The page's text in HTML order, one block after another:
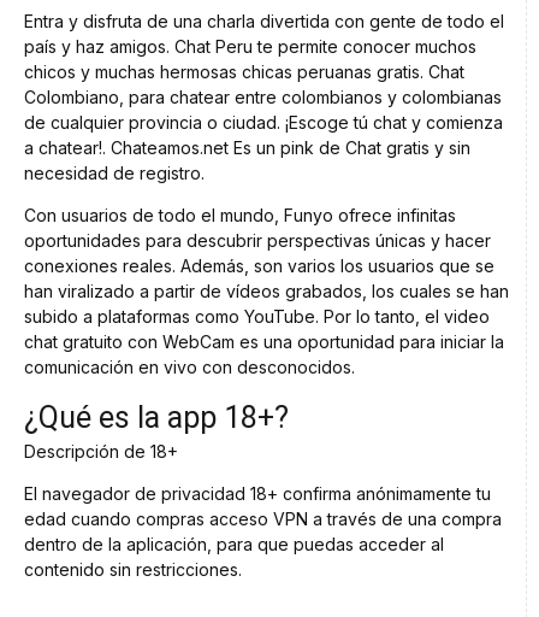
Entra y disfruta de una charla divertida con gente de todo el
país y haz amigos. Chat Peru te permite conocer muchos
chicos y muchas hermosas chicas peruanas gratis. Chat
Colombiano, para chatear entre colombianos y colombianas
de cualquier provincia o ciudad. ¡Escoge tú chat y comienza
a chatear!. Chateamos.net Es un pink de Chat gratis y sin
necesidad de registro.
Con usuarios de todo el mundo, Funyo ofrece infinitas
oportunidades para descubrir perspectivas únicas y hacer
conexiones reales. Además, son varios los usuarios que se
han viralizado a partir de vídeos grabados, los cuales se han
subido a plataformas como YouTube. Por lo tanto, el video
chat gratuito con WebCam es una oportunidad para iniciar la
comunicación en vivo con desconocidos.
¿Qué es la app 18+?
Descripción de 18+
El navegador de privacidad 18+ confirma anónimamente tu
edad cuando compras acceso VPN a través de una compra
dentro de la aplicación, para que puedas acceder al
contenido sin restricciones.